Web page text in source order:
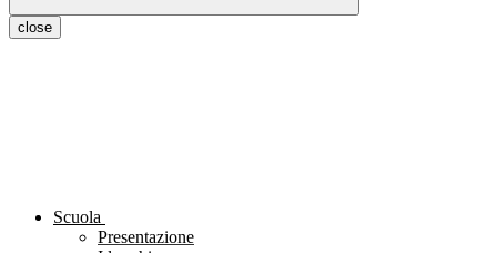
close
Scuola
Presentazione